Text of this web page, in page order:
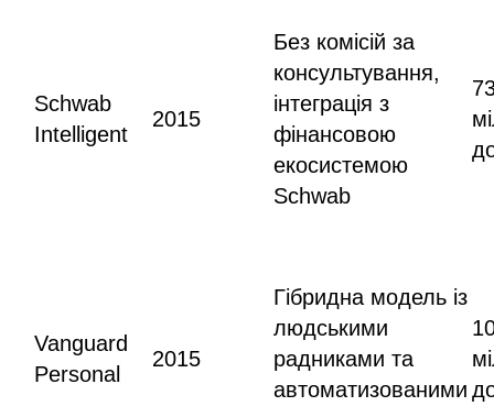
Schwab
Intelligent
2015
Без комісій за
консультування,
інтеграція з
фінансовою
екосистемою
Schwab
Vanguard
Personal
2015
Гібридна модель із
людськими
радниками та
автоматизованими